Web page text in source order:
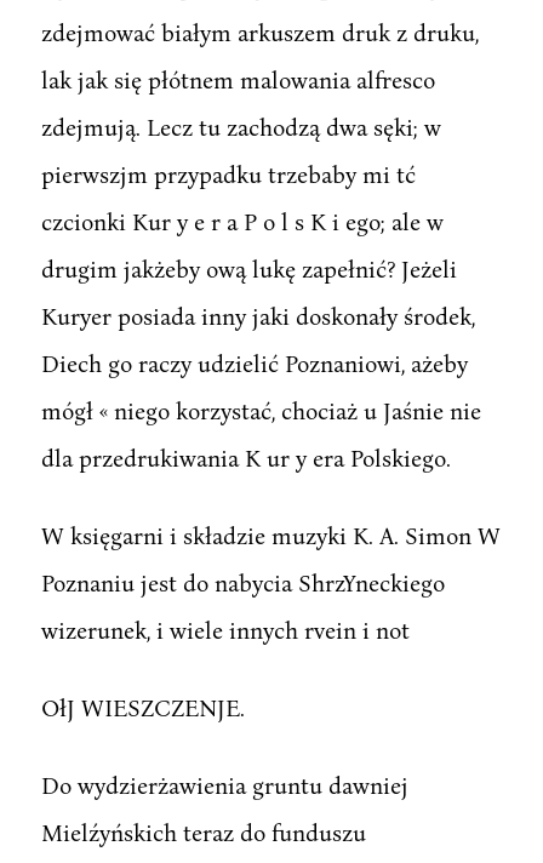
zdejmować białym arkuszem druk z druku,
lak jak się płótnem malowania alfresco
zdejmują. Lecz tu zachodzą dwa sęki; w
pierwszjm przypadku trzebaby mi tć
czcionki Kur y e r a P o l s K i ego; ale w
drugim jakżeby ową lukę zapełnić? Jeżeli
Kuryer posiada inny jaki doskonały środek,
Diech go raczy udzielić Poznaniowi, ażeby
mógł « niego korzystać, chociaż u Jaśnie nie
dla przedrukiwania K ur y era Polskiego.
W księgarni i składzie muzyki K. A. Simon W
Poznaniu jest do nabycia ShrzYneckiego
wizerunek, i wiele innych rvein i not
OłJ WIESZCZENJE.
Do wydzierżawienia gruntu dawniej
Mielźyńskich teraz do funduszu